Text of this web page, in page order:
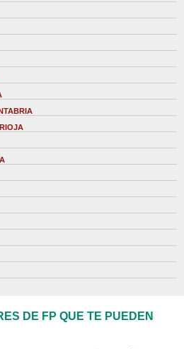
DE FP QUE TE PUEDEN